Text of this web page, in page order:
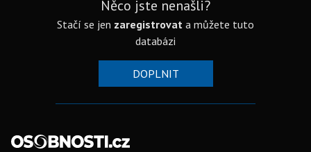
Něco jste nenašli?
Stačí se jen zaregistrovat a můžete tuto
databázi
DOPLNIT